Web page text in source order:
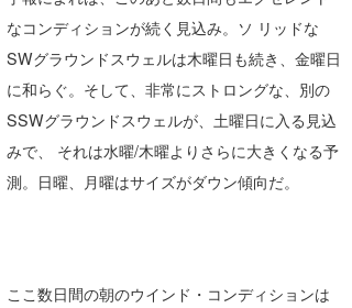
なコンディションが続く見込み。ソ リッドな
SWグラウンドスウェルは木曜日も続き、金曜日
に和らぐ。そして、非常にストロングな、別の
SSWグラウンドスウェルが、土曜日に入る見込
みで、 それは水曜/木曜よりさらに大きくなる予
測。日曜、月曜はサイズがダウン傾向だ。
ここ数日間の朝のウインド・コンディションは